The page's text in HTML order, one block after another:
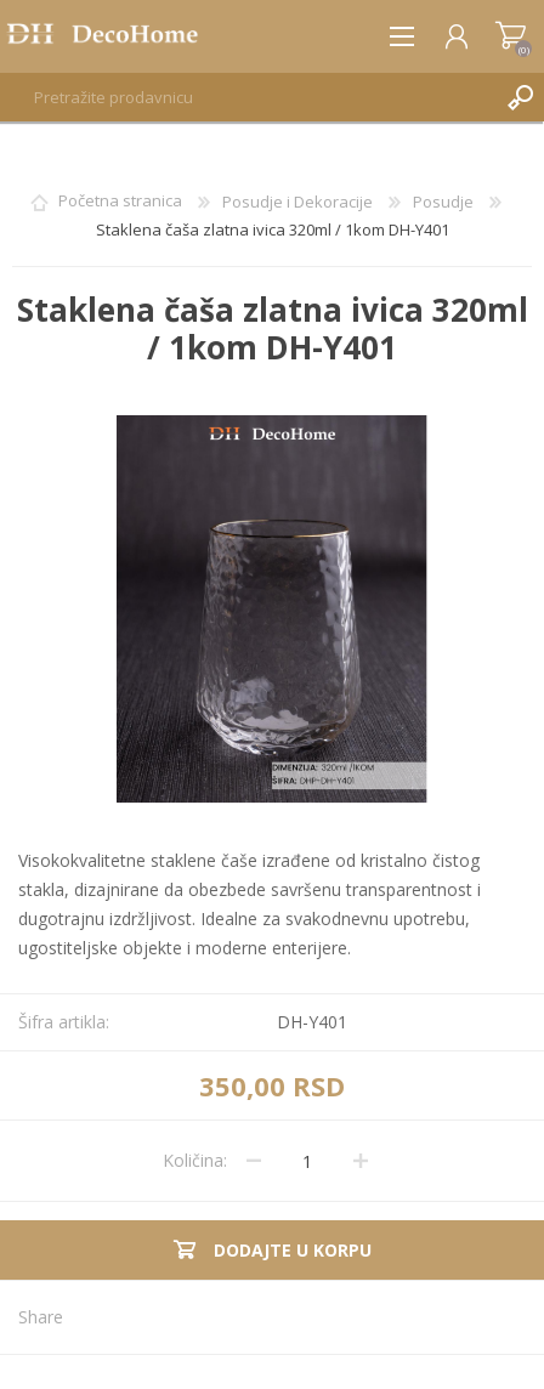
REGISTRUJTE SE
PRIJAVA
(0)
Početna stranica Posudje i Dekoracije
Posudje
Staklena čaša zlatna ivica 320ml / 1kom DH-Y401
Staklena čaša zlatna ivica 320ml
/ 1kom DH-Y401
Visokokvalitetne staklene čaše izrađene od kristalno čistog
stakla, dizajnirane da obezbede savršenu transparentnost i
dugotrajnu izdržljivost. Idealne za svakodnevnu upotrebu,
ugostiteljske objekte i moderne enterijere.
Šifra artikla: DH-Y401
350,00 RSD
Količina:
DODAJTE U KORPU
Share